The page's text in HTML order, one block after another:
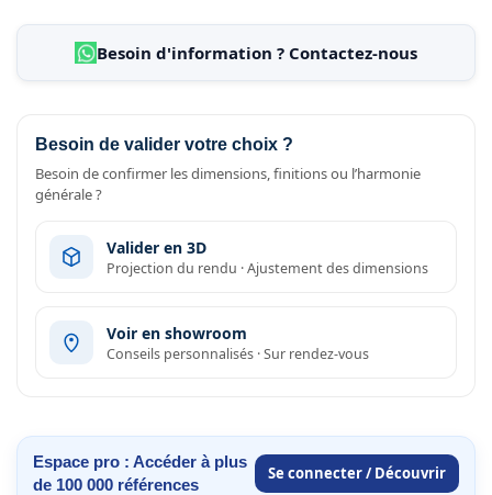
Besoin d'information ? Contactez-nous
Besoin de valider votre choix ?
Besoin de confirmer les dimensions, finitions ou l’harmonie
générale ?
Valider en 3D
Projection du rendu · Ajustement des dimensions
Voir en showroom
Conseils personnalisés · Sur rendez-vous
Espace pro : Accéder à plus
de 100 000 références
Se connecter / Découvrir